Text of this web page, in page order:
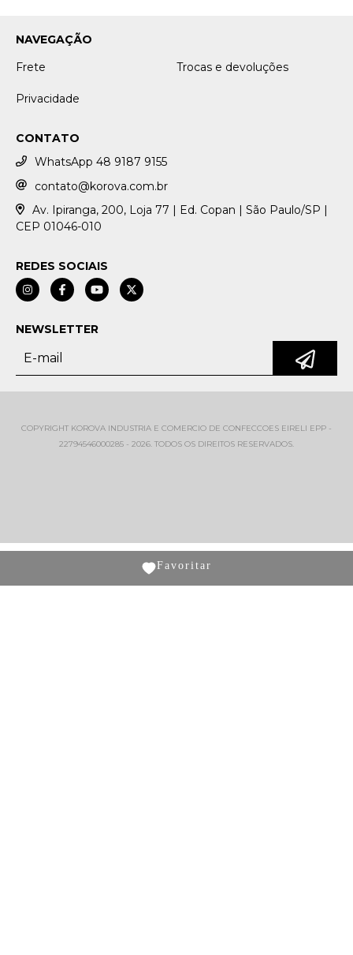
NAVEGAÇÃO
Frete
Trocas e devoluções
Privacidade
CONTATO
WhatsApp 48 9187 9155
contato@korova.com.br
Av. Ipiranga, 200, Loja 77 | Ed. Copan | São Paulo/SP |
CEP 01046-010
REDES SOCIAIS
NEWSLETTER
COPYRIGHT KOROVA INDUSTRIA E COMERCIO DE CONFECCOES EIRELI EPP -
22794546000285 - 2026. TODOS OS DIREITOS RESERVADOS.